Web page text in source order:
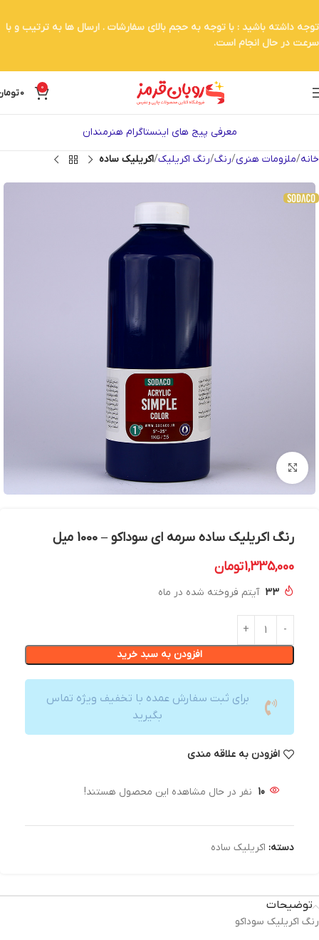
0
0
معرفی پیج های اینستاگرام هنرمندان
خانه ملزومات هنری رنگ رنگ اکریلیک اکریلیک ساده
بزرگنمایی تصویر
رنگ اکریلیک ساده سرمه ای سوداکو – 1000 میل
1,335,000تومان
33 آیتم فروخته شده در ماه
افزودن به سبد خرید
برای ثبت سفارش عمده با تخفیف ویژه تماس
بگیرید
افزودن به علاقه مندی
10 نفر در حال مشاهده این محصول هستند!
دسته: اکریلیک ساده
توضیحات
رنگ اکریلیک سوداکو
توجه داشته باشید : با توجه به حجم بالای سفارشات . ارسال ها به ترتیب و با
سرعت در حال انجام است.